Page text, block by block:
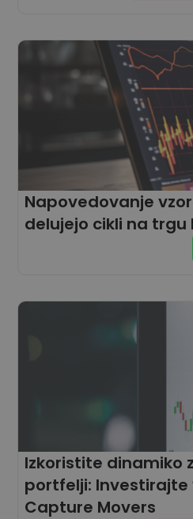
Napovedovanje
delujejo cikli na
Izkoristite dinamiko
portfelji:
Capture Movers